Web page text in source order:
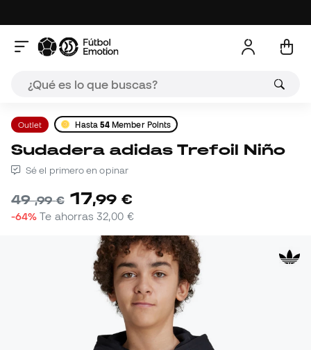
Outlet Hasta 54 Member Points
Sudadera adidas Trefoil Niño
Sé el primero en opinar
49,99 € 17,99 €
-64% Te ahorras32,00 €